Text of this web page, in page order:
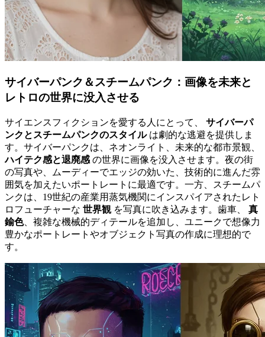
サイバーパンク＆スチームパンク：画像を未来と
レトロの世界に没入させる
サイエンスフィクションを愛する人にとって、 サイバーパ
ンクとスチームパンクのスタイルは劇的な逃避を提供しま
す。サイバーパンクは、ネオンライト、未来的な都市景観、
ハイテク感と退廃感 の世界に画像を没入させます。夜の街
の写真や、ムーディーでエッジの効いた、技術的に進んだ雰
囲気を加えたいポートレートに最適です。一方、スチームパ
ンクは、19世紀の産業用蒸気機関にインスパイアされたレト
ロフューチャーな 世界観を写真に吹き込みます。歯車、 真
鍮色、複雑な機械的ディテールを追加し、ユニークで想像力
豊かなポートレートやオブジェクト写真の作成に理想的で
す。